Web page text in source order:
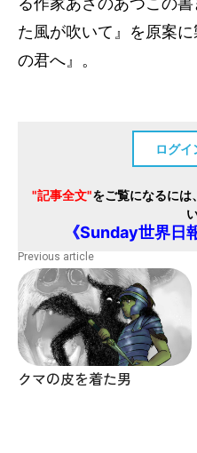
た風が吹いて』を原案
の君へ』。
ログイ
"記事全文"をご覧になるには
《Sunday世界日
Previous article
クマの皮を着た男